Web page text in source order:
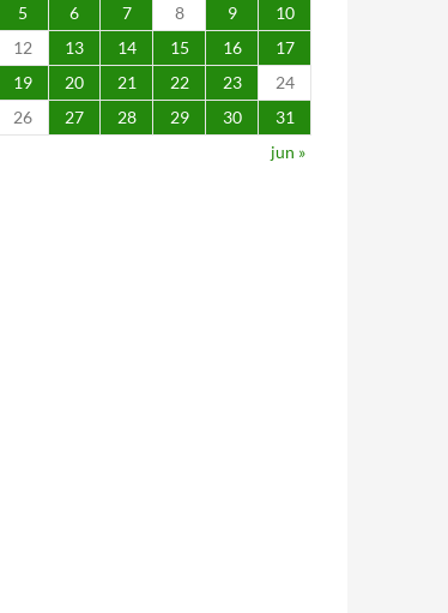
5 6 7 8 9
10
12 13 14 15 16
17
19 20 21 22 23
24
26 27 28 29 30
31
jun »